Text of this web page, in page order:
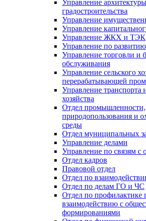
Управление
градостроительства
Управление
Управление
Управление ЖКХ и ТЭК
Управление по
Управление торговли и
обслуживания
Управление сельского
перерабатывающей
Управление транспорта
хозяйства
Отдел промышленности,
природопользования и
среды
Отдел муниципальных
Управление делами
Управление по связям с
Отдел кадров
Правовой отдел
Отдел по
Отдел по делам ГО и ЧС
Отдел по профилактике
взаимодействию с
формированиями